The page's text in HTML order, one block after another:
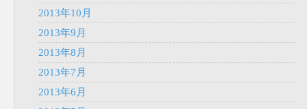
2013年10月
2013年9月
2013年8月
2013年7月
2013年6月